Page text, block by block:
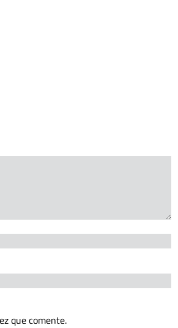
que comente.